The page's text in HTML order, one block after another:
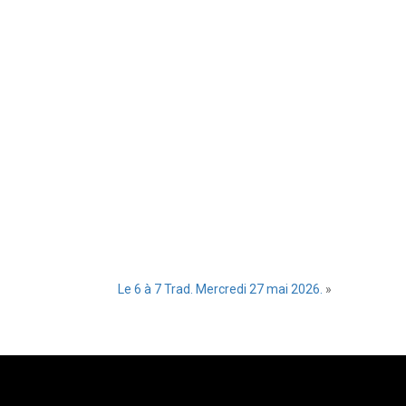
Le 6 à 7 Trad. Mercredi 27 mai 2026. »